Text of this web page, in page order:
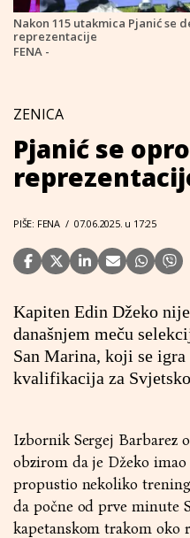
Nakon 115 utakmica Pjanić se
reprezentacije
FENA -
ZENICA
Pjanić se
PIŠE: FENA / 07.06.2025. u 17:25
Kapiten Edin Džeko
današnjem meču
San Marina, koji se
kvalifikacija za
Izbornik Sergej Barbarez
obzirom da je Džeko imao
propustio nekoliko
da počne od prve minute
kapetanskom trakom oko